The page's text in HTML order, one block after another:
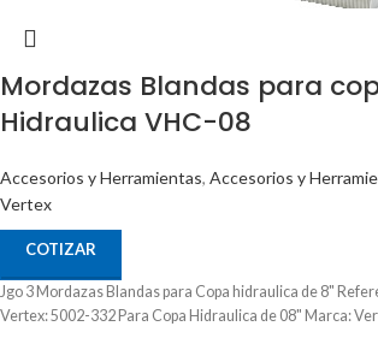
Mordazas Blandas para
Hidraulica VHC-08
Accesorios y Herramientas, Accesorios y
Vertex
COTIZAR
Jgo 3 Mordazas Blandas para Copa hidraulica de 8"
Vertex: 5002-332 Para Copa Hidraulica de 08" Marca: